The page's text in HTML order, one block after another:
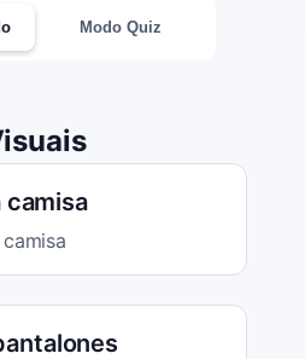
Modo Quiz
camisa
camisa